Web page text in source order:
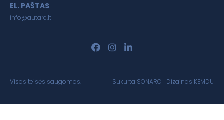
EL. PAŠTAS
info@autare.lt
Visos teisės saugomos. Sukurta SONARO | Dizainas KEMDU